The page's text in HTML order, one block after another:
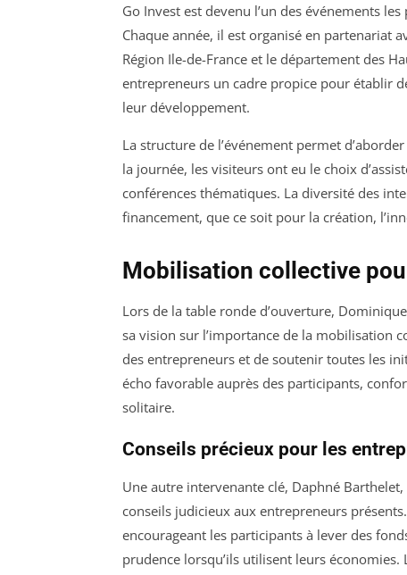
Go Invest est devenu l’un des événements
Chaque année, il est organisé en partenariat
Région Ile-de-France et le département des
entrepreneurs un cadre propice pour établir
leur développement.
La structure de l’événement permet
la journée, les visiteurs ont eu le choix
conférences thématiques. La diversité des
financement, que ce soit pour la création,
Mobilisation collective
Lors de la table ronde d’ouverture,
sa vision sur l’importance de la mobilisation
des entrepreneurs et de soutenir toutes les
écho favorable auprès des participants,
solitaire.
Conseils précieux pour les
Une autre intervenante clé, Daphné
conseils judicieux aux entrepreneurs
encourageant les participants à lever des
prudence lorsqu’ils utilisent leurs